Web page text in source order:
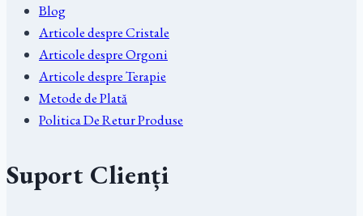
Blog
Articole despre Cristale
Articole despre Orgoni
Articole despre Terapie
Metode de Plată
Politica De Retur Produse
Suport Clienți